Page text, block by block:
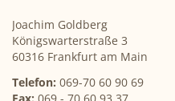
Joachim Goldberg
Königswarterstraße 3
60316 Frankfurt am Main
Telefon: 069-70 60 90 69